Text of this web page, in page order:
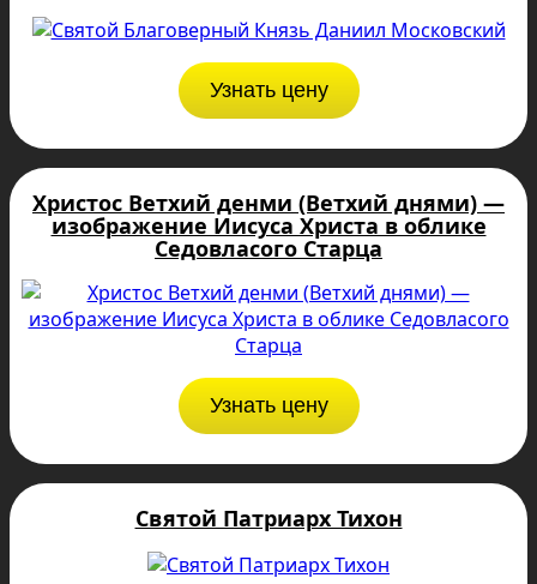
Узнать цену
Христос Ветхий денми (Ветхий днями) —
изображение Иисуса Христа в облике
Седовласого Старца
Узнать цену
Святой Патриарх Тихон